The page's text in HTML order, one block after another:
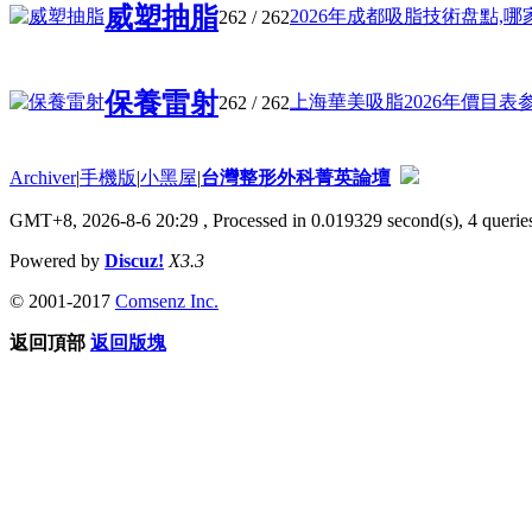
威塑抽脂262 / 2622026年成都吸脂技術盘點,哪
保養雷射262 / 262 上海華美吸脂2026年價目表
Archiver|手機版|小黑屋|台灣整形外科菁英論壇
GMT+8, 2026-8-6 20:29 , Processed in 0.019329 second(s), 4
Powered by Discuz! X3.3
© 2001-2017 Comsenz Inc.
返回頂部 返回版塊